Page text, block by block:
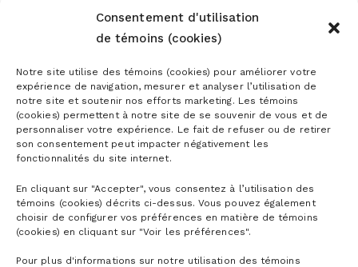
Consentement d'utilisation
de témoins (cookies)
Notre site utilise des témoins (cookies) pour améliorer votre
expérience de navigation, mesurer et analyser l’utilisation de
notre site et soutenir nos efforts marketing. Les témoins
(cookies) permettent à notre site de se souvenir de vous et de
personnaliser votre expérience. Le fait de refuser ou de retirer
son consentement peut impacter négativement les
fonctionnalités du site internet.
En cliquant sur "Accepter", vous consentez à l’utilisation des
témoins (cookies) décrits ci-dessus. Vous pouvez également
choisir de configurer vos préférences en matière de témoins
(cookies) en cliquant sur "Voir les préférences".
Pour plus d'informations sur notre utilisation des témoins
VOIR TOUS LES ARTICLES